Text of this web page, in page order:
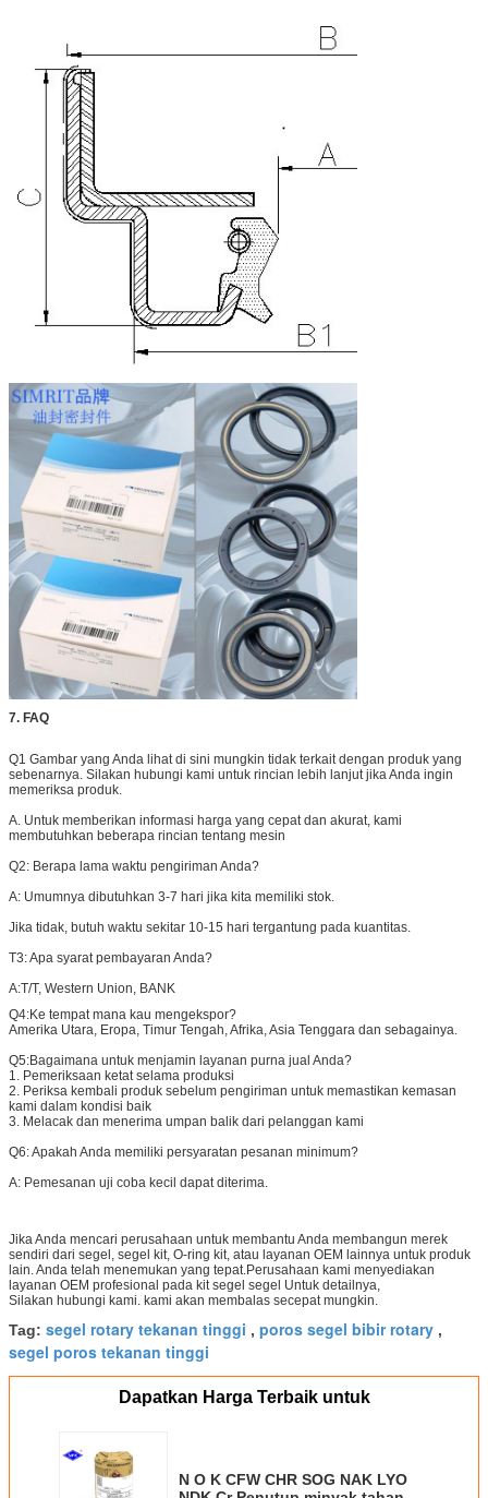
7. FAQ
Q1 Gambar yang Anda lihat di sini mungkin tidak terkait dengan produk yang
sebenarnya. Silakan hubungi kami untuk rincian lebih lanjut jika Anda ingin
memeriksa produk.
A. Untuk memberikan informasi harga yang cepat dan akurat, kami
membutuhkan beberapa rincian tentang mesin
Q2: Berapa lama waktu pengiriman Anda?
A: Umumnya dibutuhkan 3-7 hari jika kita memiliki stok.
Jika tidak, butuh waktu sekitar 10-15 hari tergantung pada kuantitas.
T3: Apa syarat pembayaran Anda?
A:T/T, Western Union, BANK
Q4:Ke tempat mana kau mengekspor?
Amerika Utara, Eropa, Timur Tengah, Afrika, Asia Tenggara dan sebagainya.
Q5:Bagaimana untuk menjamin layanan purna jual Anda?
1. Pemeriksaan ketat selama produksi
2. Periksa kembali produk sebelum pengiriman untuk memastikan kemasan
kami dalam kondisi baik
3. Melacak dan menerima umpan balik dari pelanggan kami
Q6: Apakah Anda memiliki persyaratan pesanan minimum?
A: Pemesanan uji coba kecil dapat diterima.
Jika Anda mencari perusahaan untuk membantu Anda membangun merek
sendiri dari segel, segel kit, O-ring kit, atau layanan OEM lainnya untuk produk
lain. Anda telah menemukan yang tepat.Perusahaan kami menyediakan
layanan OEM profesional pada kit segel segel Untuk detailnya,
Silakan hubungi kami. kami akan membalas secepat mungkin.
Tag: segel rotary tekanan tinggi , poros segel bibir rotary ,
segel poros tekanan tinggi
Dapatkan Harga Terbaik untuk
N O K CFW CHR SOG NAK LYO